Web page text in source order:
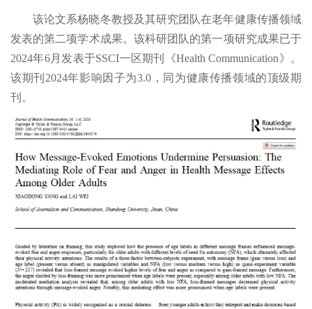
该论文系杨晓冬教授及其研究团队在老年健康传播领域
发表的第二项学术成果。该科研团队的第一项研究成果已于
2024年6月发表于SSCI一区期刊 《Health Communication》。
该期刊 2024年影响因子为3.0 ，同为健康传播领域的顶级期
刊 。